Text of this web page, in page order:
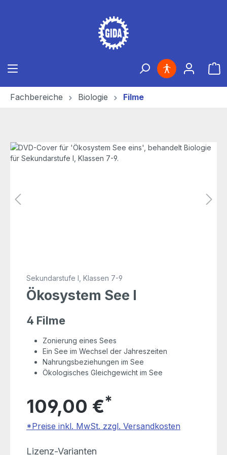
Fachbereiche Biologie Filme
Bildergalerie überspringen
Sekundarstufe I, Klassen 7-9
Ökosystem See I
4 Filme
Zonierung eines Sees
Ein See im Wechsel der Jahreszeiten
Nahrungsbeziehungen im See
Ökologisches Gleichgewicht im See
109,00 €*
*Preise inkl. MwSt. zzgl. Versandkosten
Lizenz-Varianten